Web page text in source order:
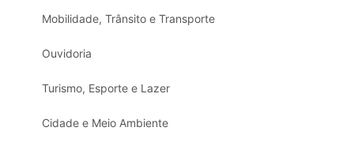
Mobilidade, Trânsito e Transporte
Ouvidoria
Turismo, Esporte e Lazer
Cidade e Meio Ambiente